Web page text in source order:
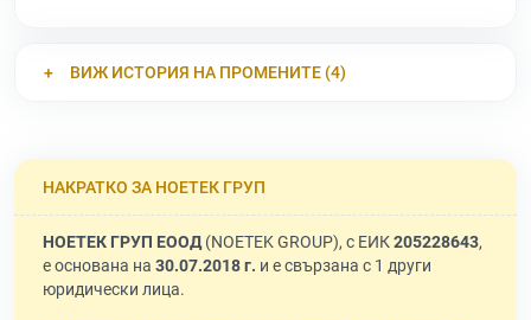
ВИЖ ИСТОРИЯ НА ПРОМЕНИТЕ (4)
НАКРАТКО ЗА НОЕТЕК ГРУП
НОЕТЕК ГРУП ЕООД(NOETEK GROUP), с ЕИК205228643,
е основана на 30.07.2018 г. и е свързана с 1 други
юридически лица.